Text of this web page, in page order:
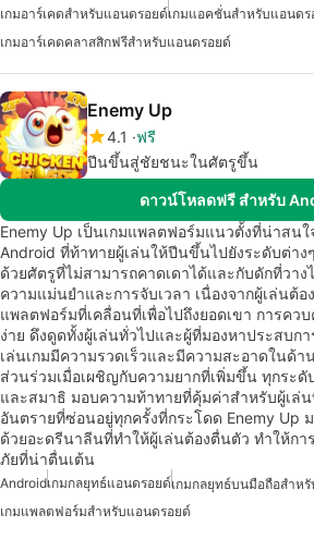
เกมอาร์เคดสำหรับแอนดรอยด์เกมแอคชั่นสำหรับแอนดร
เกมอาร์เคดคลาสสิกฟรีสำหรับแอนดรอยด์
Enemy Up
4.1
ฟรี
ปีนขึ้นสู่ชัยชนะในศัตรูขึ้น
ดาวน์โหลดฟรี สำหรับ
Enemy Up เป็นเกมแพลตฟอร์มแนวตั้งที่น่าสน
Android ที่ท้าทายผู้เล่นให้ปีนขึ้นไปยังระดับต่า
ด้วยศัตรูที่ไม่สามารถคาดเดาได้และกับดักที่วาง
ความแม่นยำและการจับเวลา เนื่องจากผู้เล่นต้
แพลตฟอร์มที่เคลื่อนที่เพื่อไปถึงยอดเขา การคว
ง่าย ดึงดูดทั้งผู้เล่นทั่วไปและผู้ที่มองหาประสบ
เล่นเกมมีความรวดเร็วและมีความสะอาดในด้า
ส่วนร่วมเมื่อเผชิญกับความยากที่เพิ่มขึ้น ทุกระ
และสมาธิ มอบความท้าทายที่คุ้มค่าสำหรับผู้เล่
อันตรายที่ซ่อนอยู่ทุกครั้งที่กระโดด Enemy Up
ด้วยอะดรีนาลีนที่ทำให้ผู้เล่นต้องตื่นตัว ทำให้ก
ภัยที่น่าตื่นเต้น
Androidเกมกลยุทธ์แอนดรอยด์เกมกลยุทธ์บนมือถือสำห
เกมแพลตฟอร์มสำหรับแอนดรอยด์